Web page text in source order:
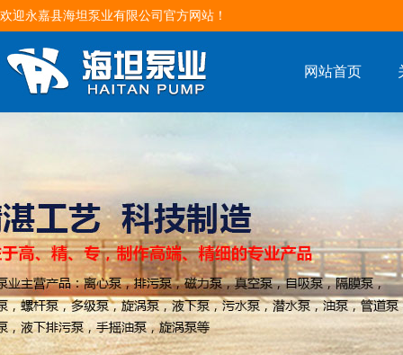
欢迎永嘉县海坦泵业有限公司官方网站！
网站首页